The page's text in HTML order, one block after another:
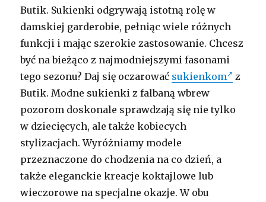
Butik. Sukienki odgrywają istotną rolę w
damskiej garderobie, pełniąc wiele różnych
funkcji i mając szerokie zastosowanie. Chcesz
być na bieżąco z najmodniejszymi fasonami
tego sezonu? Daj się oczarować sukienkom
z
Butik. Modne sukienki z falbaną wbrew
pozorom doskonale sprawdzają się nie tylko
w dziecięcych, ale także kobiecych
stylizacjach. Wyróżniamy modele
przeznaczone do chodzenia na co dzień, a
także eleganckie kreacje koktajlowe lub
wieczorowe na specjalne okazje. W obu